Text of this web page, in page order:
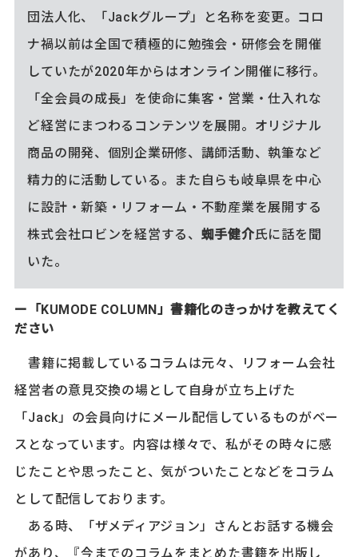
団法人化、「Jackグループ」と名称を変更。コロ
ナ禍以前は全国で積極的に勉強会・研修会を開催
していたが2020年からはオンライン開催に移行。
「全会員の成長」を使命に集客・営業・仕入れな
ど経営にまつわるコンテンツを展開。オリジナル
商品の開発、個別企業研修、講師活動、執筆など
精力的に活動している。また自らも岐阜県を中心
に設計・新築・リフォーム・不動産業を展開する
株式会社ロビンを経営する、 蜘手健介氏に話を聞
いた。
ー「KUMODE COLUMN」書籍化のきっかけを教えてく
ださい
書籍に掲載しているコラムは元々、リフォーム会社
経営者の意見交換の場として自身が立ち上げた
「Jack」の会員向けにメール配信しているものがベー
スとなっています。内容は様々で、私がその時々に感
じたことや思ったこと、気がついたことなどをコラム
として配信しております。
ある時、「ザメディアジョン」さんとお話する機会
があり、『今までのコラムをまとめた書籍を出版し